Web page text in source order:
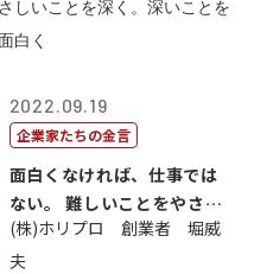
2022.09.19
企業家たちの金言
面白くなければ、仕事では
ない。 難しいことをやさし
く。やさし...
(株)ホリプロ 創業者 堀威
夫